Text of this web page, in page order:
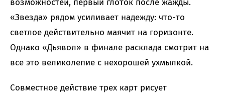
возможностей, первый глоток после жажды.
«Звезда» рядом усиливает надежду: что-то
светлое действительно маячит на горизонте.
Однако «Дьявол» в финале расклада смотрит на
все это великолепие с нехорошей ухмылкой.
Совместное действие трех карт рисует